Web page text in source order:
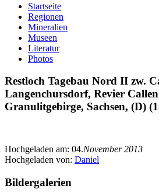
Startseite
Regionen
Mineralien
Museen
Literatur
Photos
Restloch Tagebau Nord II zw.
Langenchursdorf, Revier
Granulitgebirge, Sachsen, (D)
Hochgeladen am: 04.November 2013
Hochgeladen von: Daniel
Bildergalerien